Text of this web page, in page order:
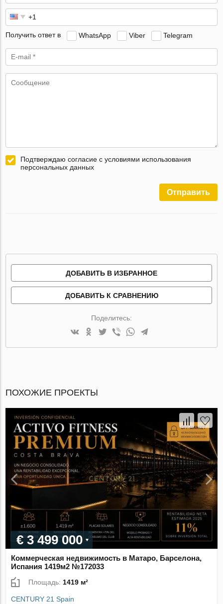
Получить ответ в WhatsApp Viber Telegram
Подтверждаю согласие с условиями использования
персональных данных
Отправить
ДОБАВИТЬ В ИЗБРАННОЕ
ДОБАВИТЬ К СРАВНЕНИЮ
Поделитесь:
ПОХОЖИЕ ПРОЕКТЫ
€ 3 499 000
Коммерческая недвижимость в Матаро, Барселона,
Испания 1419м2 №172033
Площадь:1419 м²
CENTURY 21 Spain